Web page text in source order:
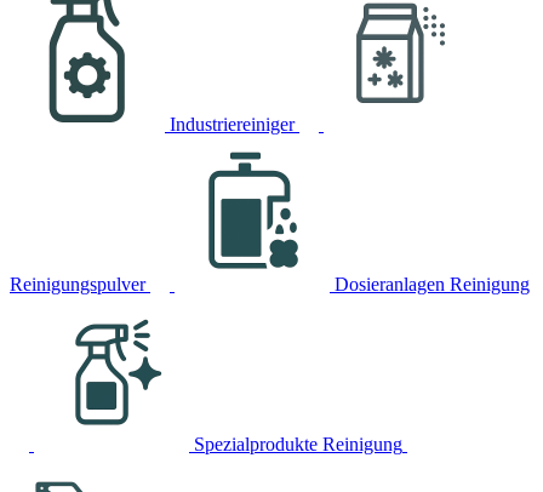
Industriereiniger
Reinigungspulver Dosieranlagen Reinigung
Spezialprodukte Reinigung